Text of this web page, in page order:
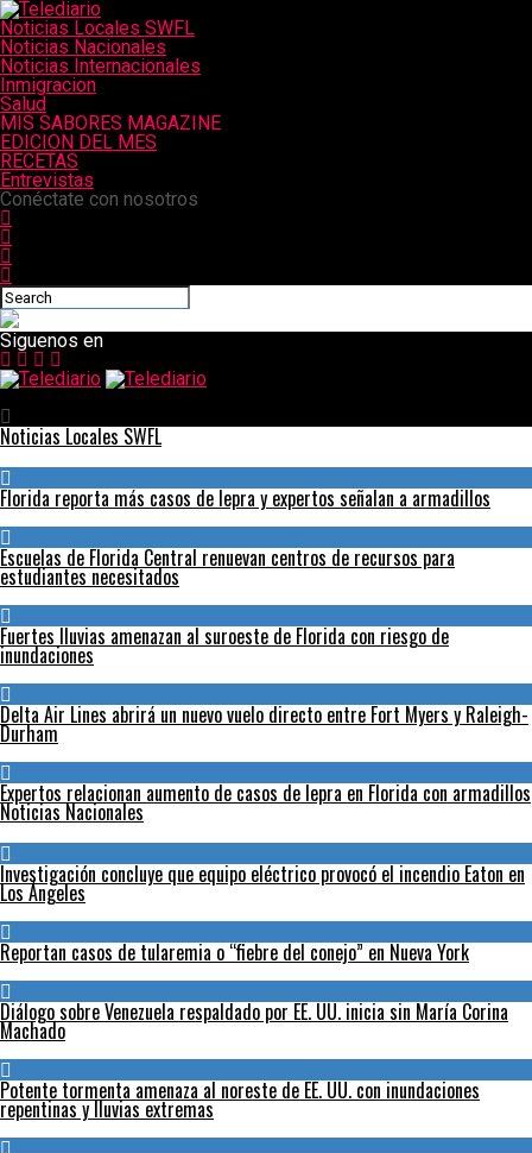
Noticias Locales SWFL
Noticias Nacionales
Noticias Internacionales
Inmigracion
Salud
MIS SABORES MAGAZINE
EDICION DEL MES
RECETAS
Entrevistas
Conéctate con nosotros
Siguenos en
Noticias Locales SWFL
Florida reporta más casos de lepra y expertos señalan a armadillos
Escuelas de Florida Central renuevan centros de recursos para
estudiantes necesitados
Fuertes lluvias amenazan al suroeste de Florida con riesgo de
inundaciones
Delta Air Lines abrirá un nuevo vuelo directo entre Fort Myers y Raleigh-
Durham
Expertos relacionan aumento de casos de lepra en Florida con armadillos
Noticias Nacionales
Investigación concluye que equipo eléctrico provocó el incendio Eaton en
Los Ángeles
Reportan casos de tularemia o “fiebre del conejo” en Nueva York
Diálogo sobre Venezuela respaldado por EE. UU. inicia sin María Corina
Machado
Potente tormenta amenaza al noreste de EE. UU. con inundaciones
repentinas y lluvias extremas